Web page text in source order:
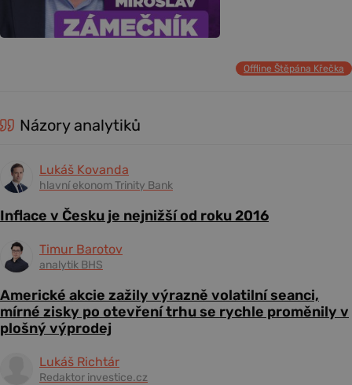
Offline Štěpána Křečka
Názory analytiků
Lukáš Kovanda
hlavní ekonom Trinity Bank
Inflace v Česku je nejnižší od roku 2016
Timur Barotov
analytik BHS
Americké akcie zažily výrazně volatilní seanci,
mírné zisky po otevření trhu se rychle proměnily v
plošný výprodej
Lukáš Richtár
Redaktor investice.cz